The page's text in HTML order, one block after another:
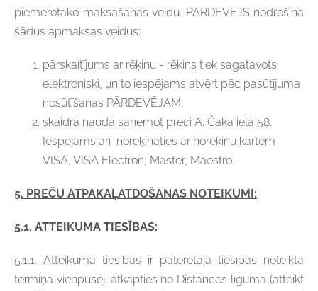
piemērotāko maksāšanas veidu. PĀRDEVĒJS nodrošina
šādus apmaksas veidus:
pārskaitījums ar rēķinu - rēķins tiek sagatavots
elektroniski, un to iespējams atvērt pēc pasūtījuma
nosūtīšanas PĀRDEVĒJAM.
skaidrā naudā saņemot preci A. Čaka ielā 58.
Iespējams arī norēķināties ar norēķinu kartēm
VISA, VISA Electron, Master, Maestro.
5. PREČU ATPAKAĻATDOŠANAS NOTEIKUMI:
5.1. ATTEIKUMA TIESĪBAS:
5.1.1. Atteikuma tiesības ir patērētāja tiesības noteiktā
termiņā vienpusēji atkāpties no Distances līguma (atteikt